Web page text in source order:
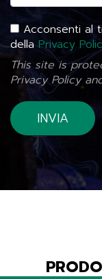
Acconsenti al
dellaPrivacy
This site is
Privacy Policy